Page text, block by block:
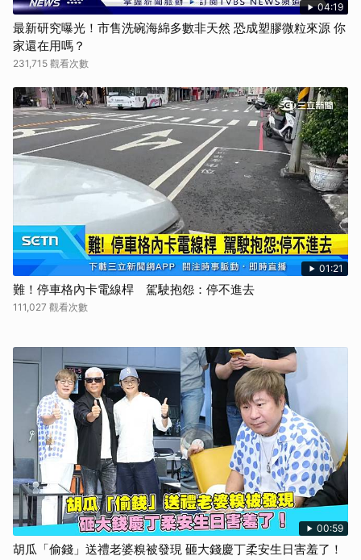
04:19
最新研究曝光！市售洗碗海綿多數非天然 恐成塑膠微粒來源 你
家還在用嗎？
231,715 觀看次數
01:21
難！停車格內卡電線桿 駕駛抱怨：停不進去
111,027 觀看次數
00:59
胡瓜「偷錢」送禮老婆糗被發現 砸大錢慶丁柔安生日害羞了！